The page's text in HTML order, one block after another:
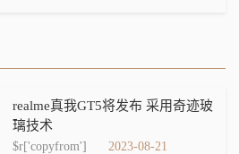
realme真我GT5将发布 采用奇迹玻
璃技术
$r['copyfrom'] 2023-08-21